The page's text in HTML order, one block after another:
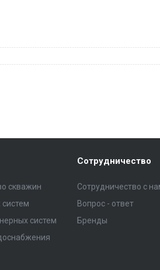
скважин
систем
Сотрудничество
Сотрудничество с
Вопрос - ответ
Бренды